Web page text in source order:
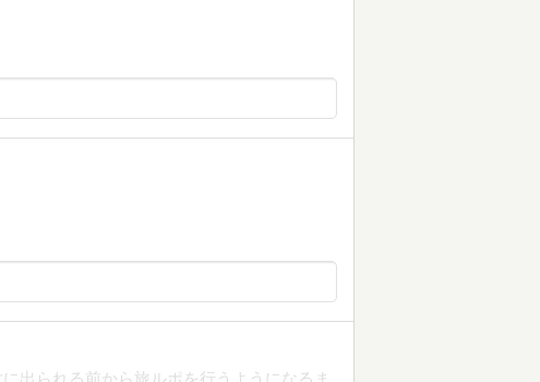
出られる前から旅ルポを行うようになるま